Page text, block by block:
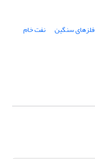
فلزهای سنگین
نفت خام